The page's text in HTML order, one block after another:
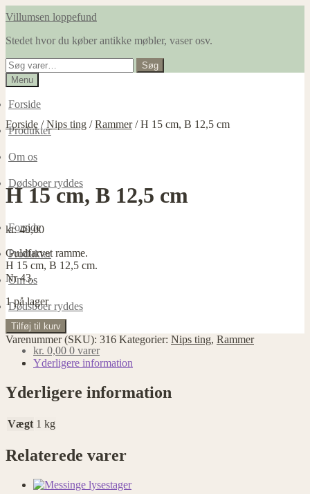
Spring
navigation
Spring
indhold
Villumsen loppefund
Stedet hvor du køber antikke møbler, vaser osv.
Søg
efter:
Søg
Menu
Forside
Produkter
Om os
Dødsboer ryddes
Forside
Produkter
Om os
Dødsboer ryddes
kr. 0,00 0 varer
Forside /Nips ting /Rammer/H 15 cm, B 12,5 cm
H 15 cm, B 12,5 cm
kr.40,00
Guldfarvet ramme.
H 15 cm, B 12,5 cm.
Nr 43.
1 på lager
H
15
cm
antal
Tilføj til kurv
Varenummer (SKU): 316 Kategorier: Nips ting, Rammer
Yderligere information
Yderligere information
Vægt 1 kg
Relaterede varer